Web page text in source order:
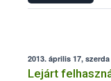
2013. április 17, szerda
Lejárt